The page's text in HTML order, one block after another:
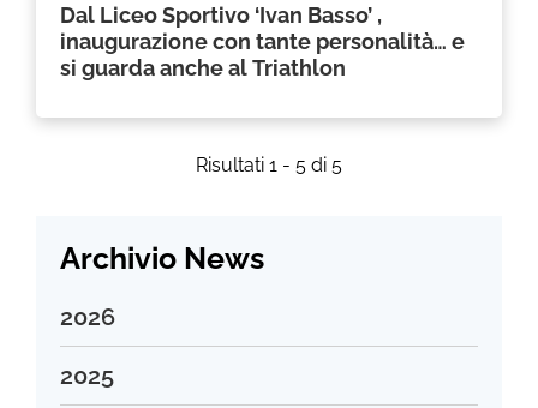
Dal Liceo Sportivo ‘Ivan Basso’ ,
inaugurazione con tante personalità… e
si guarda anche al Triathlon
Risultati 1 - 5 di 5
Archivio News
2026
Luglio 2026
2025